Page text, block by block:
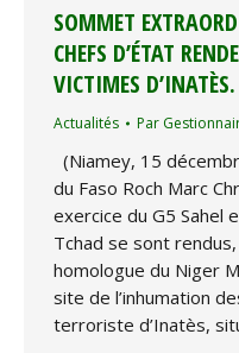
SOMMET
CHEFS D’ÉTAT
VICTIMES D’INATÈS.
Actualités Par
(Niamey, 15
du Faso Roch Marc
exercice du G5 Sahel
Tchad se sont
homologue du Niger
site de l’inhumation
terroriste d’Inatès,